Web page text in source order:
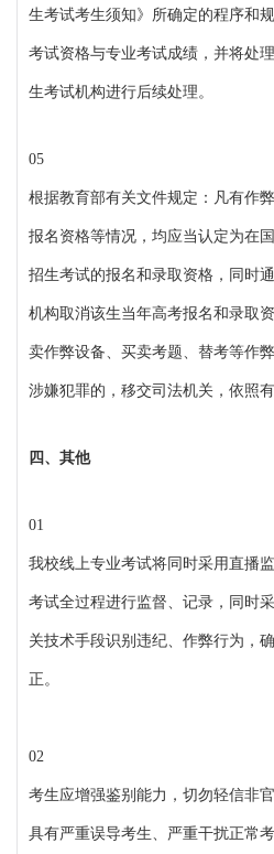
生考试考生须知》所确定的程序和
考试资格与专业考试成绩，并将处
生考试机构进行后续处理。
05
根据教育部有关文件规定：凡有作
报名资格等情况，均应当认定为在
招生考试的报名和录取资格，同时
机构取消该生当年高考报名和录取
卖作弊设备、买卖考题、替考等作
涉嫌犯罪的，移交司法机关，依照有
四、其他
01
我校线上专业考试将同时采用直播
考试全过程进行监督、记录，同时
关技术手段识别违纪、作弊行为，
正。
02
考生应增强鉴别能力，切勿轻信非
具有严重误导考生、严重干扰正常